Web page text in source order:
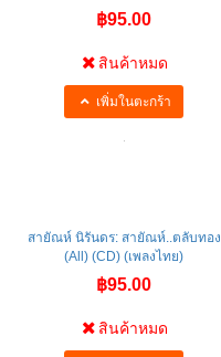
฿95.00
สินค้าหมด
เพิ่มในตะกร้า
สายัณห์ นิรันดร: สายัณห์..ตลับทอง
(All) (CD) (เพลงไทย)
฿95.00
สินค้าหมด